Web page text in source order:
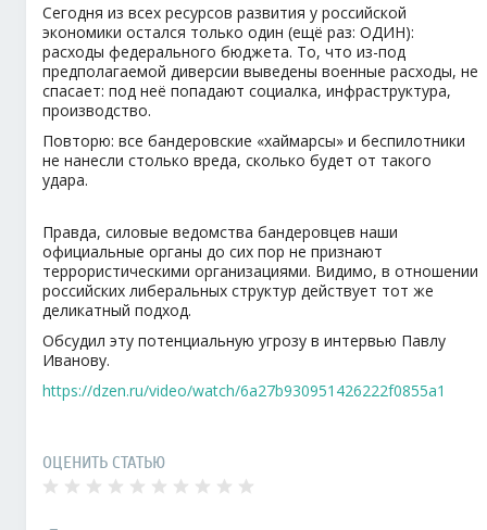
Сегодня из всех ресурсов развития у российской
экономики остался только один (ещё раз: ОДИН):
расходы федерального бюджета. То, что из-под
предполагаемой диверсии выведены военные расходы, не
спасает: под неё попадают социалка, инфраструктура,
производство.
Повторю: все бандеровские «хаймарсы» и беспилотники
не нанесли столько вреда, сколько будет от такого
удара.
Правда, силовые ведомства бандеровцев наши
официальные органы до сих пор не признают
террористическими организациями. Видимо, в отношении
российских либеральных структур действует тот же
деликатный подход.
Обсудил эту потенциальную угрозу в интервью Павлу
Иванову.
https://dzen.ru/video/watch/6a27b930951426222f0855a1
ОЦЕНИТЬ СТАТЬЮ